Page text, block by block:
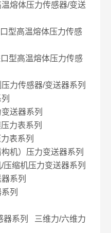
熔体压力传感器/变送
型高温熔体压力传感
型高温熔体压力传感
力传感器/变送器系列
送器系列
力表系列
表系列
机）压力变送器系列
缩机压力变送器系列
系列
列
器系列 三维力/六维力